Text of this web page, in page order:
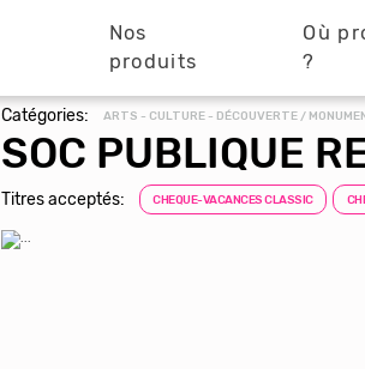
principale
Nos
produits
Où
?
Catégories: ARTS - CULTURE - DÉCOUVERTE /
SOC PUBLIQUE
Titres acceptés: CHEQUE-VACANCES CLASSIC